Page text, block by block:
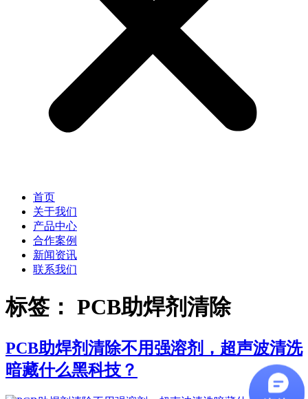
首页
关于我们
产品中心
合作案例
新闻资讯
联系我们
标签： PCB助焊剂清除
PCB助焊剂清除不用强溶剂，超声波清洗
暗藏什么黑科技？